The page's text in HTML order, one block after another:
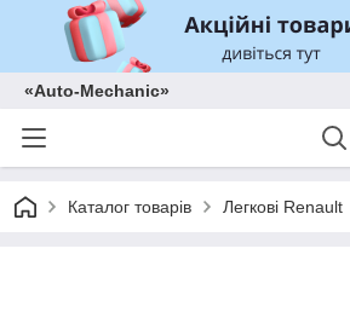
«Auto-Mechanic»
Каталог товарів Легкові Renault